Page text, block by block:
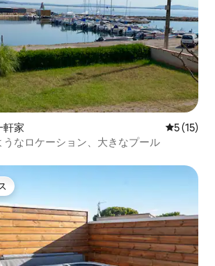
軒家 レビュー
5 (15)
なロケーション、大きなプール
イスです。